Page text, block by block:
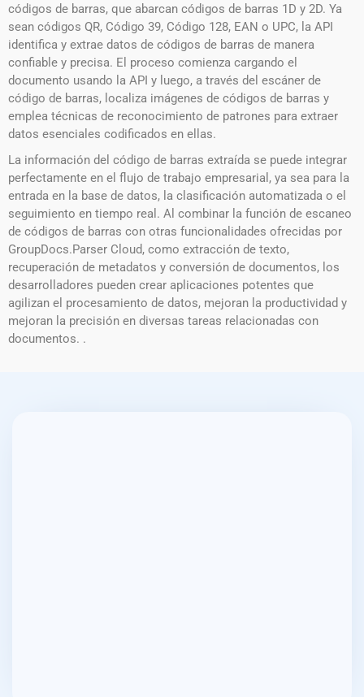
códigos de barras, que abarcan códigos de barras 1D y 2D. Ya
sean códigos QR, Código 39, Código 128, EAN o UPC, la API
identifica y extrae datos de códigos de barras de manera
confiable y precisa. El proceso comienza cargando el
documento usando la API y luego, a través del escáner de
código de barras, localiza imágenes de códigos de barras y
emplea técnicas de reconocimiento de patrones para extraer
datos esenciales codificados en ellas.
La información del código de barras extraída se puede integrar
perfectamente en el flujo de trabajo empresarial, ya sea para la
entrada en la base de datos, la clasificación automatizada o el
seguimiento en tiempo real. Al combinar la función de escaneo
de códigos de barras con otras funcionalidades ofrecidas por
GroupDocs.Parser Cloud, como extracción de texto,
recuperación de metadatos y conversión de documentos, los
desarrolladores pueden crear aplicaciones potentes que
agilizan el procesamiento de datos, mejoran la productividad y
mejoran la precisión en diversas tareas relacionadas con
documentos. .